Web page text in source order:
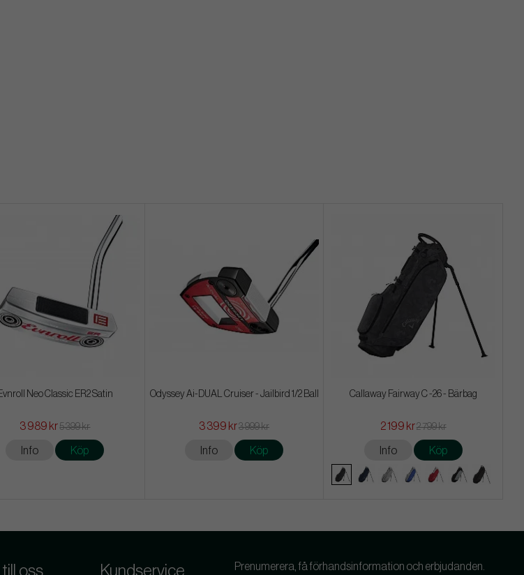
Neo Classic ER2 Satin
3 989 kr 5 399 kr
Info Köp
Odyssey Ai-DUAL Cruiser - Jailbird 1/2 Ball
3 399 kr3 999 kr
Info Köp
Callaway Fairway C -26 - Bärbag
2 199 kr2 799 kr
Info Köp
oss Kundservice Prenumerera, få förhandsinformation och erbjudanden.